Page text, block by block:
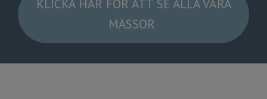
KLICKA HÄR FÖR ATT SE ALLA VÅRA
MÄSSOR